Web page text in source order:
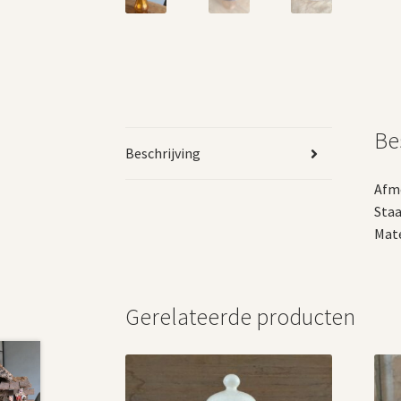
Beschrijving
Gerelateerde producten